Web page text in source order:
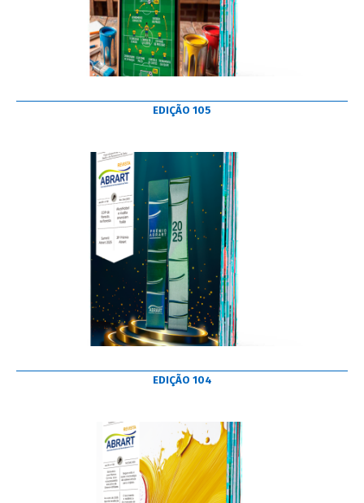
EDIÇÃO 105
EDIÇÃO 104